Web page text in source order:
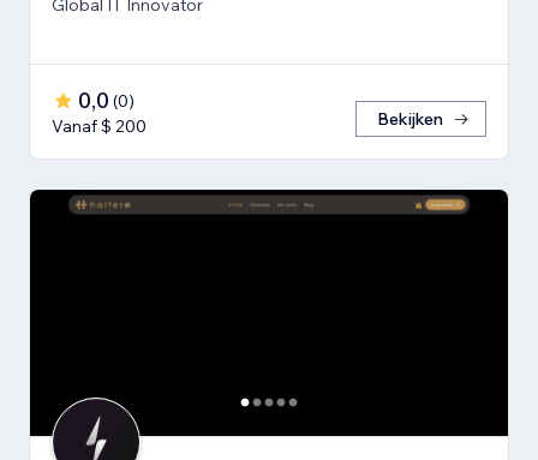
Global IT Innovator
0,0 (0)
Vanaf $ 200
Bekijken